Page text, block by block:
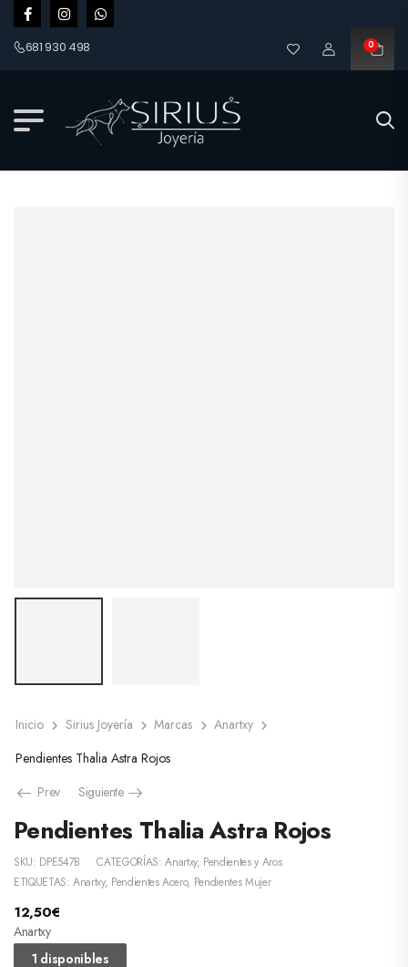
681 930 498 0
Inicio Sirius Joyería Marcas
Anartxy
Pendientes Thalia Astra Rojos
Prev
Siguiente
Pendientes Thalia Astra Rojos
SKU: DPE547B CATEGORÍAS:Anartxy, Pendientes y Aros
ETIQUETAS:Anartxy, Pendientes Acero, Pendientes Mujer
12,50€
Anartxy
1 disponibles